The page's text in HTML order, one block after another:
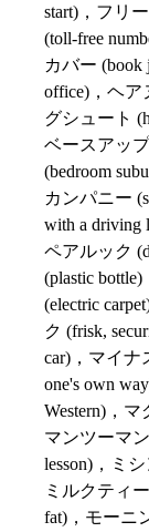
start)，フリ
(toll-free
カバー (book
office)，ヘア
グシュート
ベースアップ
(bedroom
カンパニー
with a driving
ペアルック
(plastic
(electric
ク (frisk,
car)，マイナ
one's own
Western)，マ
マンツーマン
lesson)，ミ
ミルクティ
fat)，モーニ